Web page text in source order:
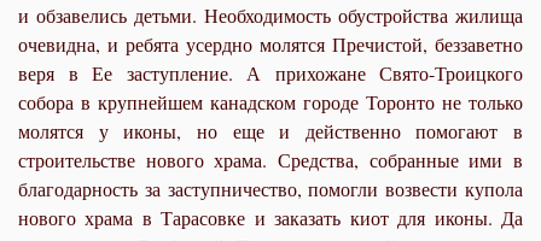
и обзавелись детьми. Необходимость обустройства жилища
очевидна, и ребята усердно молятся Пречистой, беззаветно
веря в Ее заступление. А прихожане Свято-Троицкого
собора в крупнейшем канадском городе Торонто не только
молятся у иконы, но еще и действенно помогают в
строительстве нового храма. Средства, собранные ими в
благодарность за заступничество, помогли возвести купола
нового храма в Тарасовке и заказать киот для иконы. Да